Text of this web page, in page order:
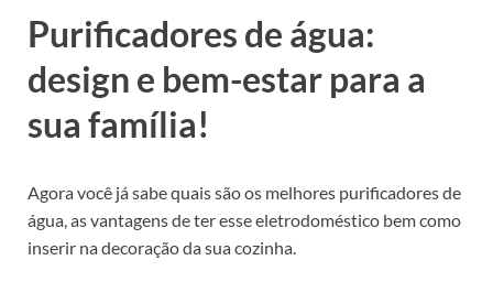
Purificadores de água:
design e bem-estar para a
sua família!
Agora você já sabe quais são os melhores purificadores de
água, as vantagens de ter esse eletrodoméstico bem como
inserir na decoração da sua cozinha.